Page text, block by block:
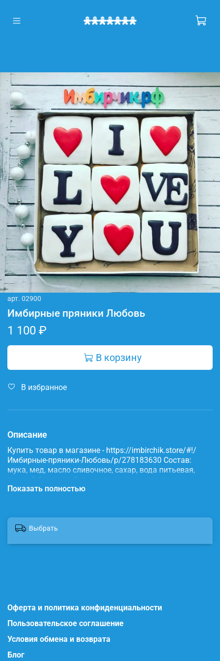
арт. 02900
Имбирные пряники Любовь
1 100 ₽
В корзину
В избранное
Описание
Купить товар в магазине - https://imbirchik.store/#!/
Имбирные-пряники-Любовь/p/278183630 Состав:
мука, мед, масло сливочное, сахар, вода питьевая,
яичный белок, имбирь, корица, сода, пищевые
красители.
Показать полностью
Выбрать
Оферта и политика конфиденциальности
Пользовательское соглашение
Условия обмена и возврата
Блог